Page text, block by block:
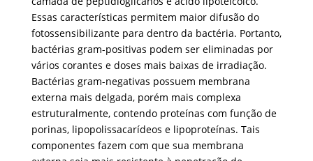
Essas características permitem maior difusão do
fotossensibilizante para dentro da bactéria. Portanto,
bactérias gram-positivas podem ser eliminadas por
vários corantes e doses mais baixas de irradiação.
Bactérias gram-negativas possuem membrana
externa mais delgada, porém mais complexa
estruturalmente, contendo proteínas com função de
porinas, lipopolissacarídeos e lipoproteínas. Tais
componentes fazem com que sua membrana